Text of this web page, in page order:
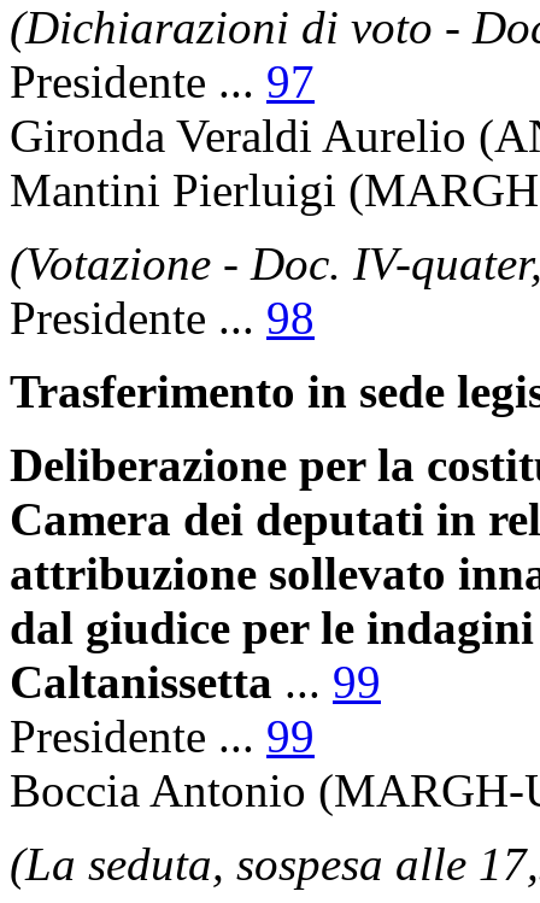
(Dichiarazioni di voto -
Presidente ... 97
Gironda Veraldi Aurelio
Mantini Pierluigi
(Votazione - Doc. IV-
Presidente ... 98
Trasferimento in sede
Deliberazione per la
Camera dei deputati in
attribuzione sollevato
dal giudice per le
Caltanissetta ... 99
Presidente ... 99
Boccia Antonio
(La seduta, sospesa alle